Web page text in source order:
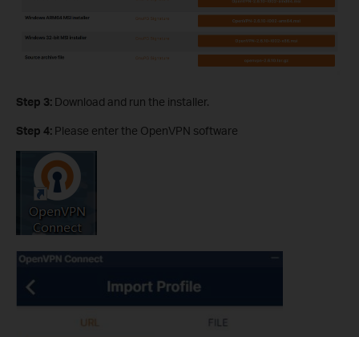
Step 3: Download and run the installer.
Step 4: Please enter the OpenVPN software